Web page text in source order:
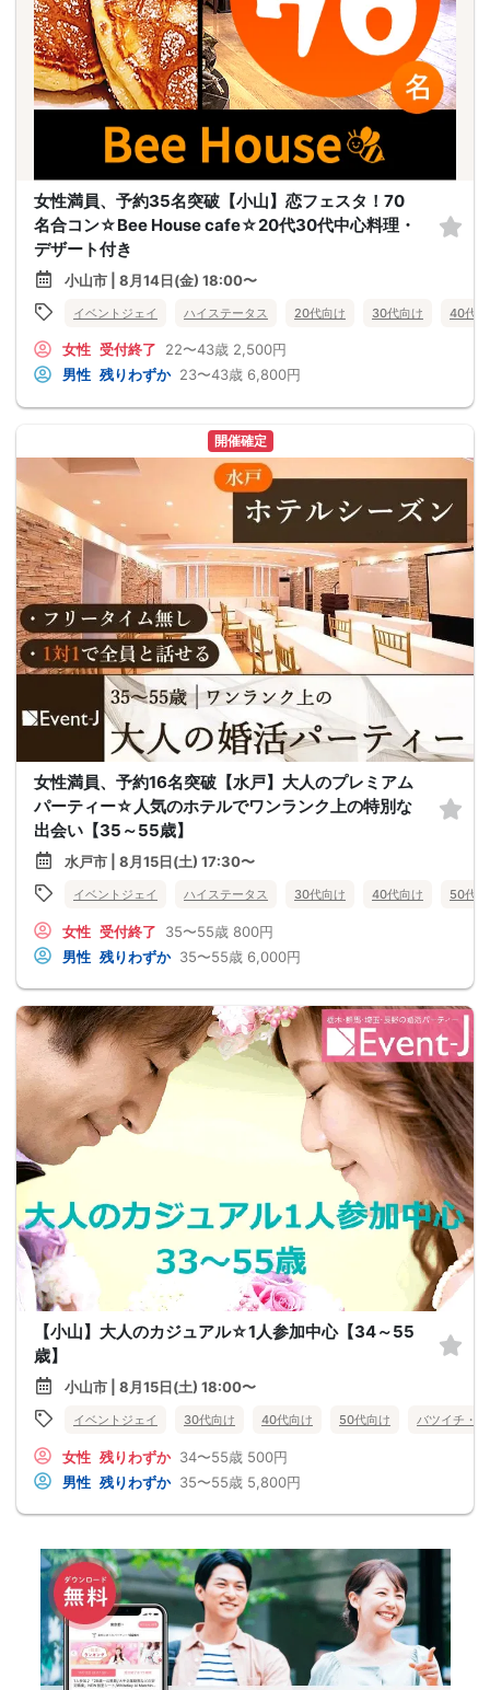
女性満員、予約35名突破【小山】恋フェスタ！70
名合コン☆Bee House cafe☆20代30代中心料理・
デザート付き
小山市 | 8月14日(金) 18:00〜
イベントジェイ ハイステータス 20代向け 30代向け 40代
女性 受付終了 22〜43歳 2,500円
男性 残りわずか 23〜43歳 6,800円
開催確定
女性満員、予約16名突破【水戸】大人のプレミアム
パーティー☆人気のホテルでワンランク上の特別な
出会い【35～55歳】
水戸市 | 8月15日(土) 17:30〜
イベントジェイ ハイステータス 30代向け 40代向け 50代
女性 受付終了 35〜55歳 800円
男性 残りわずか 35〜55歳 6,000円
【小山】大人のカジュアル☆1人参加中心【34～55
歳】
小山市 | 8月15日(土) 18:00〜
イベントジェイ 30代向け 40代向け 50代向け バツイチ・
女性 残りわずか 34〜55歳 500円
男性 残りわずか 35〜55歳 5,800円